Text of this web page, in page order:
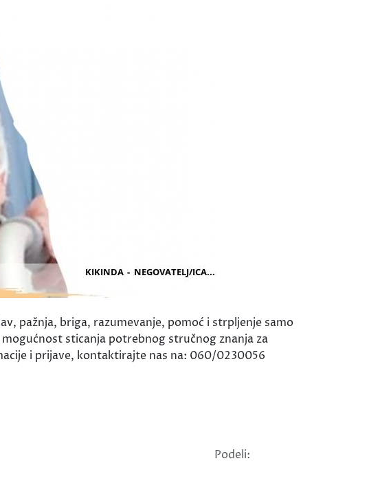
pažnja, briga, razumevanje, pomoć i strpljenje samo
sticanja potrebnog stručnog znanja za
i prijave, kontaktirajte nas na: 060/0230056
Podeli: